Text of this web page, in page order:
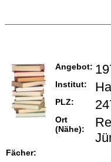
Angebot:
Institut:
PLZ:
Ort
(Nähe):
Fächer: